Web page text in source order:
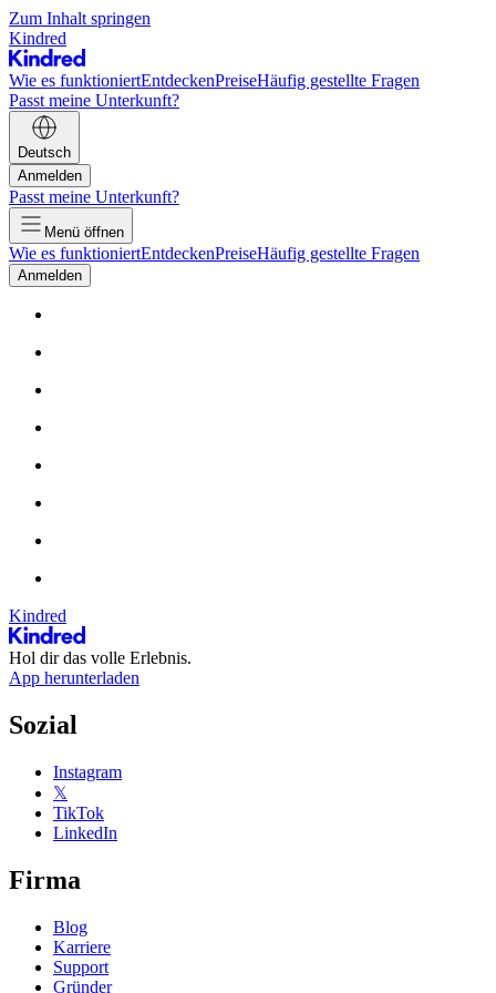
Zum Inhalt springen
Kindred
Wie es funktioniertEntdeckenPreiseHäufig gestellte Fragen
Passt meine Unterkunft?
Deutsch
Anmelden
Passt meine Unterkunft?
Menü öffnen
Wie es funktioniertEntdeckenPreiseHäufig gestellte Fragen
Anmelden
Kindred
Hol dir das volle Erlebnis.
App herunterladen
Sozial
Instagram
𝕏
TikTok
LinkedIn
Firma
Blog
Karriere
Support
Gründer